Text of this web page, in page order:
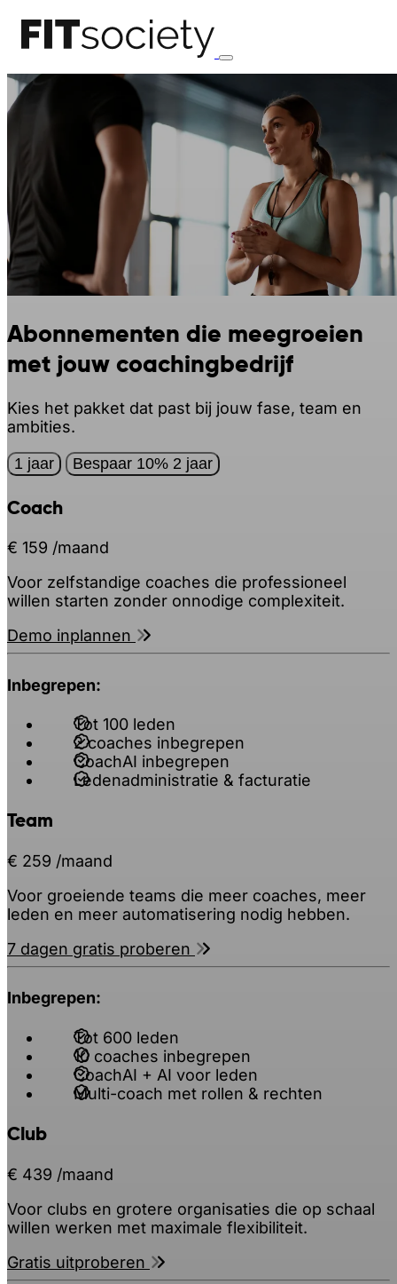
Abonnementen die meegroeien
met jouw coachingbedrijf
Kies het pakket dat past bij jouw fase, team en
ambities.
1 jaar Bespaar 10% 2 jaar
Coach
€ 159 /maand
Voor zelfstandige coaches die professioneel
willen starten zonder onnodige complexiteit.
Demo inplannen
Inbegrepen:
Tot 100 leden
2 coaches inbegrepen
CoachAI inbegrepen
Ledenadministratie & facturatie
Team
€ 259 /maand
Voor groeiende teams die meer coaches, meer
leden en meer automatisering nodig hebben.
7 dagen gratis proberen
Inbegrepen:
Tot 600 leden
10 coaches inbegrepen
CoachAI + AI voor leden
Multi-coach met rollen & rechten
Club
€ 439 /maand
Voor clubs en grotere organisaties die op schaal
willen werken met maximale flexibiliteit.
Gratis uitproberen